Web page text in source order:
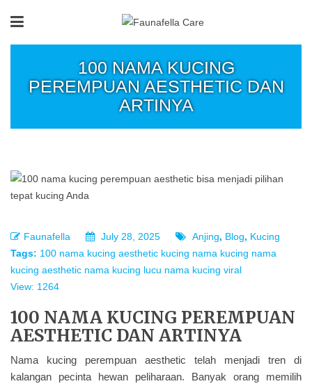
100 NAMA KUCING
PEREMPUAN AESTHETIC DAN
ARTINYA
Faunafella July 28, 2025 Anjing, Blog, Kucing
Tags: 100 nama kucing aesthetic kucing nama kucing nama
kucing aesthetic nama kucing lucu nama kucing viral
View: 1264
100 NAMA KUCING PEREMPUAN
AESTHETIC DAN ARTINYA
Nama kucing perempuan aesthetic telah menjadi tren di
kalangan pecinta hewan peliharaan. Banyak orang memilih